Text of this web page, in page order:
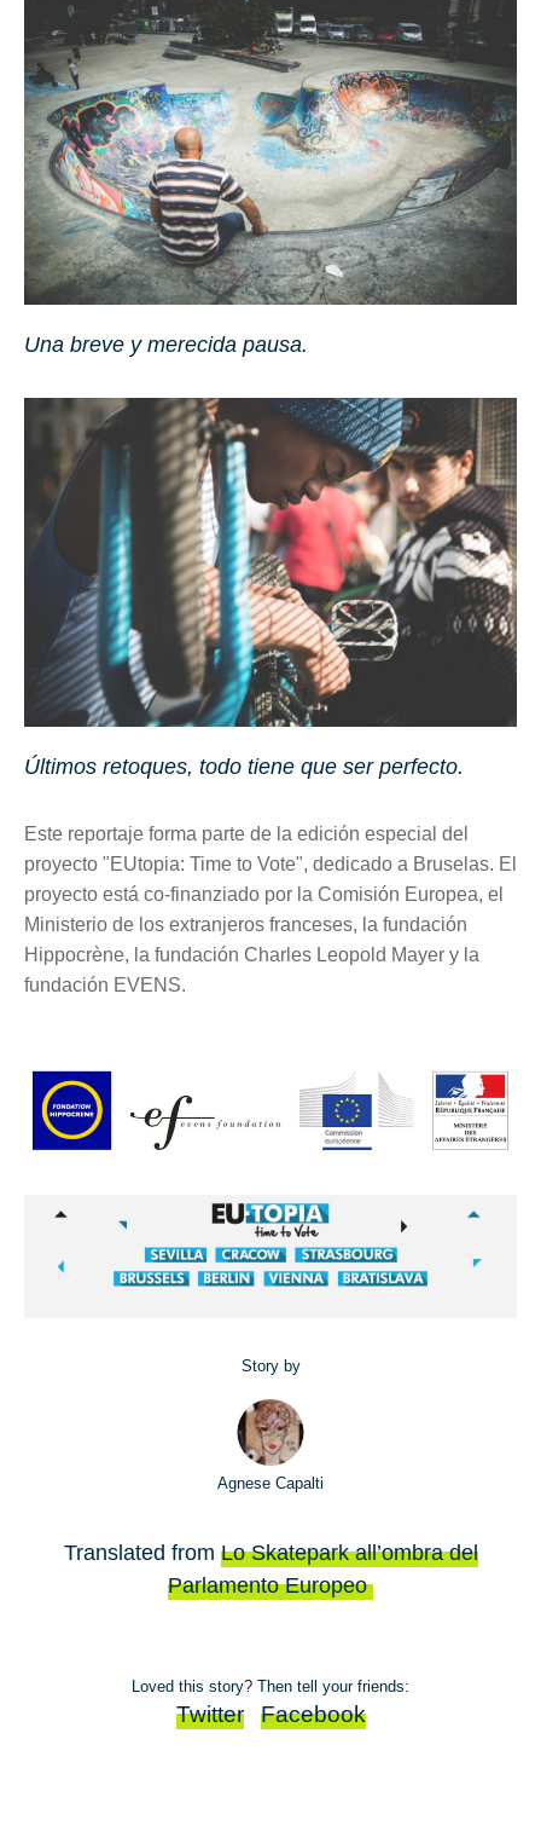
Una breve y merecida pausa.
Últimos retoques, todo tiene que ser perfecto.
Este reportaje forma parte de la edición especial del
proyecto "EUtopia: Time to Vote", dedicado a Bruselas. El
proyecto está co-finanziado por la Comisión Europea, el
Ministerio de los extranjeros franceses, la fundación
Hippocrène, la fundación Charles Leopold Mayer y la
fundación EVENS.
Story by
Agnese Capalti
Translated from Lo Skatepark all’ombra del
Parlamento Europeo
Loved this story? Then tell your friends:
Twitter Facebook